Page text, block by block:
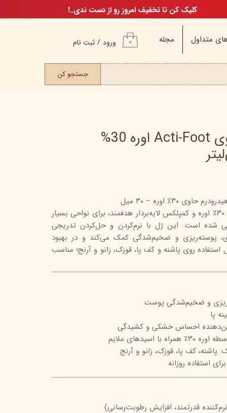
متداول مجله ورود / ثبت نام
تغییر گذر واژه
کاربری
۰
جستجو کن
کلیک کن تا تخفیف امروز رو از دست ندی..!
ژل مرطوب‌کننده قوی Acti-Foot اوره 30%
۳۰٪ اوره – ۳۰ میل
ژل اکتی‌فوت هیدرودرم با غلظت ۳۰٪ اوره و کمپلکس لایه‌بردار هدفمند، برای نواحی بسیار
است. این ژل با نرم‌کردن و حل‌کردن تدریجی
پوسته‌ریزی و ضخیم‌شدگی کمک می‌کند و در بهبود
روی پاشنه و کف پا، قوزک، زانو و آرنج؛ مناسب
و ضخیم‌شدگی پوست
پا
احساس خشکی و کشیدگی
اسیدهای ملایم
کف پا، قوزک، زانو و آرنج
استفاده روزانه